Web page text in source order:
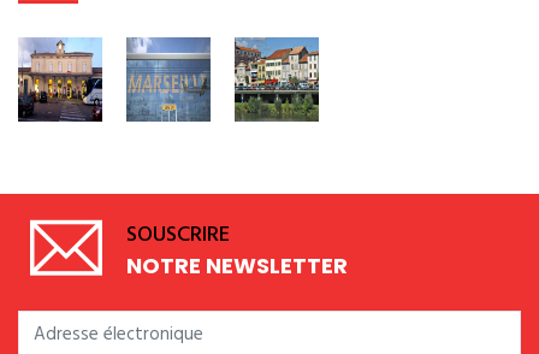
SOUSCRIRE
NOTRE NEWSLETTER